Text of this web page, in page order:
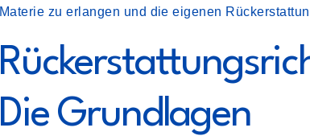
Materie zu erlangen und die eigenen
Die Grundlagen